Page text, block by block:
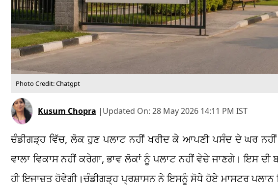
Photo Credit: Chatgpt
Kusum Chopra | Updated On: 28 May 2026 14:11 PM IST
ਚੰਡੀਗੜ੍ਹ ਵਿੱਚ, ਲੋਕ ਹੁਣ ਪਲਾਟ ਨਹੀਂ ਖਰੀਦ ਕੇ ਆਪਣੀ ਪਸੰਦ ਦੇ ਘਰ
ਵਾਲਾ ਵਿਕਾਸ ਨਹੀਂ ਕਰੇਗਾ, ਭਾਵ ਲੋਕਾਂ ਨੂੰ ਪਲਾਟ ਨਹੀਂ ਵੇਚੇ ਜਾਣਗੇ। ਇਸ
ਹੀ ਇਜਾਜ਼ਤ ਹੋਵੇਗੀ।ਚੰਡੀਗੜ੍ਹ ਪ੍ਰਸ਼ਾਸਨ ਨੇ ਇਸਨੂੰ ਸੋਧੇ ਹੋਏ ਮਾਸਟਰ